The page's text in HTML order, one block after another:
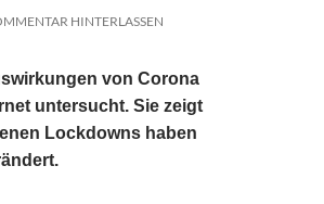
HINTERLASSEN
von Corona
untersucht. Sie zeigt
Lockdowns haben